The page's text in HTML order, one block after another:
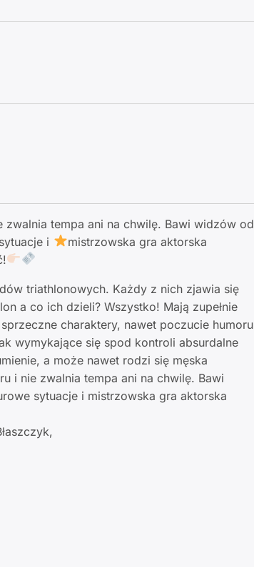
tempa ani na chwilę. Bawi widzów od
i
mistrzowska gra aktorska
triathlonowych. Każdy z nich zjawia się
a co ich dzieli? Wszystko! Mają zupełnie
charaktery, nawet poczucie humoru
wymykające się spod kontroli absurdalne
a może nawet rodzi się męska
i nie zwalnia tempa ani na chwilę. Bawi
sytuacje i mistrzowska gra aktorska